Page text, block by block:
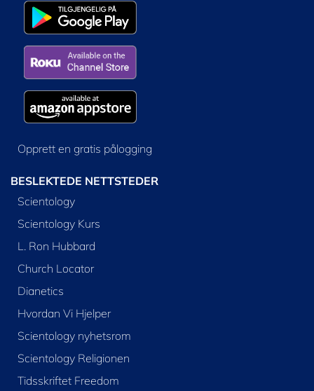
Opprett en gratis pålogging
BESLEKTEDE NETTSTEDER
Scientology
Scientology Kurs
L. Ron Hubbard
Church Locator
Dianetics
Hvordan Vi Hjelper
Scientology nyhetsrom
Scientology Religionen
Tidsskriftet Freedom